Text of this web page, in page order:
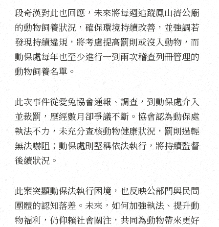
段奇漢對此也回應，未來將每週追蹤鳳山濟公廟
的動物飼養狀況，確保環境持續改善，並強調若
發現持續違規，將考慮提高罰則或沒入動物，而
動保處每年也至少進行一到兩次稽查列冊管理的
動物飼養名單。
此次事件從愛兔協會通報、調查，到動保處介入
並裁罰，歷經數月卻爭議不斷。協會認為動保處
執法不力，未充分查核動物健康狀況，罰則過輕
無法嚇阻；動保處則堅稱依法執行，將持續監督
後續狀況。
此案突顯動保法執行困境，也反映公部門與民間
團體的認知落差。未來，如何加強執法、提升動
物福利，仍仰賴社會關注，共同為動物帶來更好